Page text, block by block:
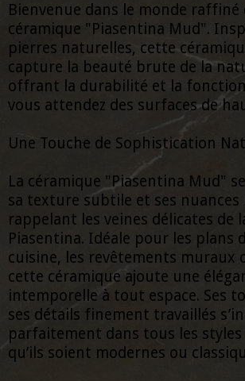
Bienvenue dans le monde raffiné
céramique "Piasentina Mud".
pierres naturelles, cette
capture la beauté brute de la
offrant la durabilité et la
vous attendez des surfaces de
Une Touche de Sophistication
La céramique "Piasentina Mud"
sa texture subtile et ses nuances
rappelant les veines délicates de
Piasentina. Idéale pour les plans
cuisine, les revêtements muraux
cette céramique ajoute une
intemporelle à tout espace. Ses
ses détails finement travaillés
parfaitement dans tous les styles
qu’ils soient modernes ou